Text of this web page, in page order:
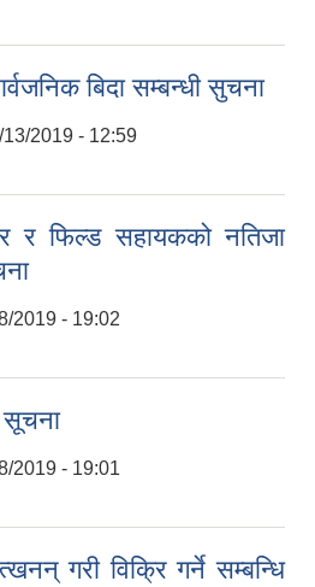
बिदा सम्बन्धी सुचना
2019 - 12:59
फिल्ड सहायकको नतिजा
2019 - 19:02
सूचना
2019 - 19:01
गरी विक्रि गर्ने सम्बन्धि